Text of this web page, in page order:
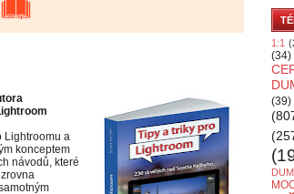
Lightroomu a
konceptem
návodů, které
1:1
(34)
(39)
DUM